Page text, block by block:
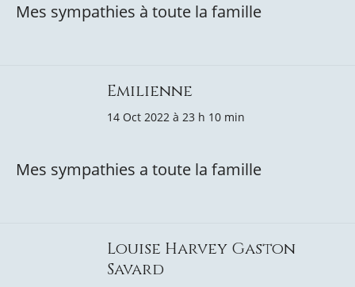
Mes sympathies à toute la famille
Emilienne
14 Oct 2022 à 23 h 10 min
Mes sympathies a toute la famille
Louise Harvey Gaston
Savard